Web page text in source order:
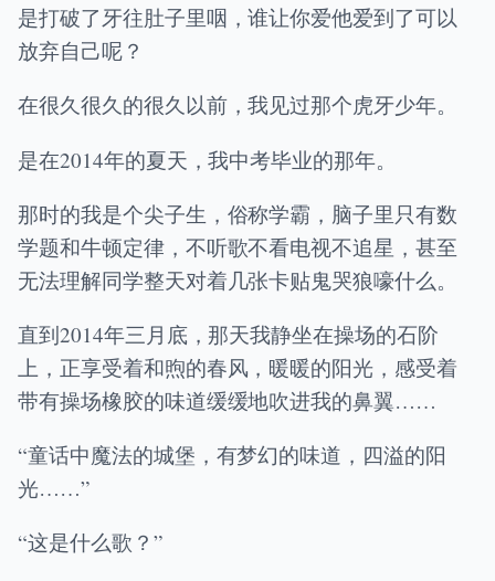
是打破了牙往肚子里咽，谁让你爱他爱到了可以
放弃自己呢？
在很久很久的很久以前，我见过那个虎牙少年。
是在2014年的夏天，我中考毕业的那年。
那时的我是个尖子生，俗称学霸，脑子里只有数
学题和牛顿定律，不听歌不看电视不追星，甚至
无法理解同学整天对着几张卡贴鬼哭狼嚎什么。
直到2014年三月底，那天我静坐在操场的石阶
上，正享受着和煦的春风，暖暖的阳光，感受着
带有操场橡胶的味道缓缓地吹进我的鼻翼……
“童话中魔法的城堡，有梦幻的味道，四溢的阳
光……”
“这是什么歌？”